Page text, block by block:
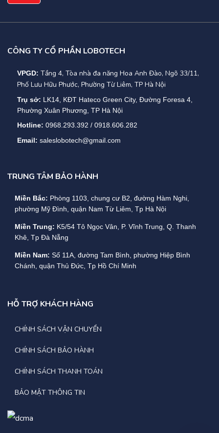
CÔNG TY CỔ PHẦN LOBOTECH
VPGD: Tầng 4, Tòa nhà đa năng Hoa Anh Đào, Ngõ 33/11,
Phố Lưu Hữu Phước, Phường Từ Liêm, TP Hà Nội
Trụ sở: LK14, KĐT Hateco Green City, Đường Foresa 4,
Phường Xuân Phương, TP Hà Nội
Hotline: 0968.293.392 / 0918.606.282
Email: saleslobotech@gmail.com
TRUNG TÂM BẢO HÀNH
Miền Bắc: Phòng 1103, chung cư B2, đường Hàm Nghi,
phường Mỹ Đình, quận Nam Từ Liêm, Tp Hà Nội
Miền Trung: K5/54 Tô Ngọc Vân, P. Vĩnh Trung, Q. Thanh
Khê, Tp Đà Nẵng
Miền Nam: Số 11A, đường Tam Bình, phường Hiệp Bình
Chánh, quận Thủ Đức, Tp Hồ Chí Minh
HỖ TRỢ KHÁCH HÀNG
CHÍNH SÁCH VẬN CHUYỂN
CHÍNH SÁCH BẢO HÀNH
CHÍNH SÁCH THANH TOÁN
BẢO MẬT THÔNG TIN